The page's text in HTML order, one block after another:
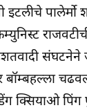
इटलीचे
बॉम्बहल्ला
क्सियाओ पिंग